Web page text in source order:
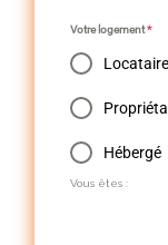
Votre logement*
Locataire
Hébergé
Vous êtes :